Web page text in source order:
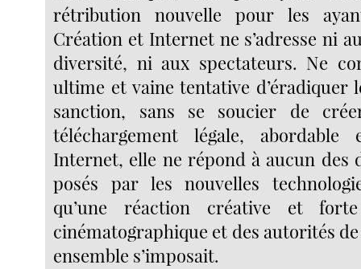
rétribution nouvelle pour les
Création et Internet ne s’adresse ni
diversité, ni aux spectateurs. Ne
ultime et vaine tentative d’éradiquer
sanction, sans se soucier de
téléchargement légale,
Internet, elle ne répond à aucun des
posés par les nouvelles
qu’une réaction créative et
cinématographique et des autorités
ensemble s’imposait.